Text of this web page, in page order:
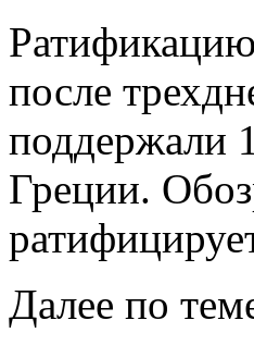
после
поддержали
Греции.
Далее по